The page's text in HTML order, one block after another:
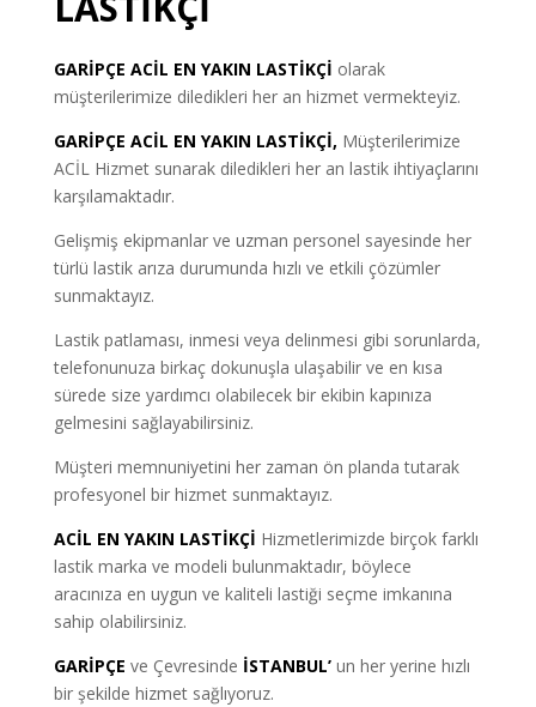
GARİPÇE ACİL EN YAKIN LASTİKÇİ olarak
müşterilerimize diledikleri her an hizmet vermekteyiz.
GARİPÇE ACİL EN YAKIN LASTİKÇİ, Müşterilerimize
ACİL Hizmet sunarak diledikleri her an lastik ihtiyaçlarını
karşılamaktadır.
Gelişmiş ekipmanlar ve uzman personel sayesinde her
türlü lastik arıza durumunda hızlı ve etkili çözümler
sunmaktayız.
Lastik patlaması, inmesi veya delinmesi gibi sorunlarda,
telefonunuza birkaç dokunuşla ulaşabilir ve en kısa
sürede size yardımcı olabilecek bir ekibin kapınıza
gelmesini sağlayabilirsiniz.
Müşteri memnuniyetini her zaman ön planda tutarak
profesyonel bir hizmet sunmaktayız.
ACİL EN YAKIN LASTİKÇİ Hizmetlerimizde birçok farklı
lastik marka ve modeli bulunmaktadır, böylece
aracınıza en uygun ve kaliteli lastiği seçme imkanına
sahip olabilirsiniz.
GARİPÇE ve Çevresinde İSTANBUL’ un her yerine hızlı
bir şekilde hizmet sağlıyoruz.